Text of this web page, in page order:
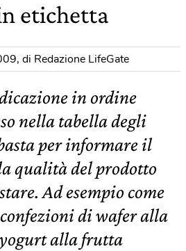
etichetta
, di Redazione LifeGate
in ordine
nella tabella degli
per informare il
qualità del prodotto
Ad esempio come
di wafer alla
alla frutta